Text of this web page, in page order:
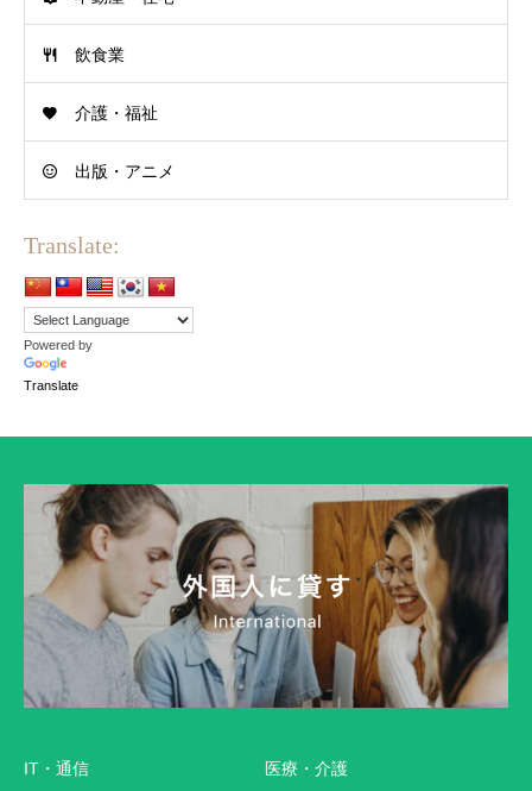
飲食業
介護・福祉
出版・アニメ
Translate:
Powered by
Translate
IT・通信 医療・介護